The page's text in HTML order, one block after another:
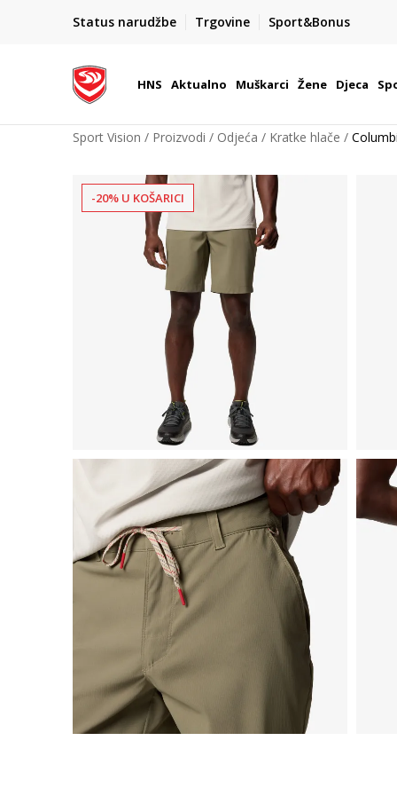
Status narudžbe Trgovine Sport&Bonus
BOX NOW
Dostava 1,50 €
| Više od 800 paketomata u Hrvatskoj
HNS Aktualno Muškarci Žene Djeca
Sport Vision Proizvodi Odjeća Kratke hlače
-20% U KOŠARICI